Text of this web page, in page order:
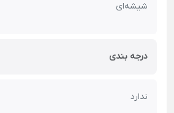
شیشه‌ای
درجه بندی
ندارد